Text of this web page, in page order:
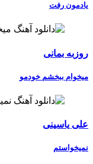
یادمون رفت
روزبه بمانی
میخوام ببخشم خودمو
علی یاسینی
نمیخواستم